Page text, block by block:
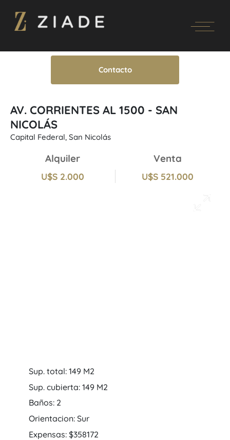
Contacto
AV. CORRIENTES AL 1500 - SAN
NICOLÁS
Capital Federal, San Nicolás
Alquiler Venta
U$S 2.000 U$S 521.000
Sup. total: 149 M2
Sup. cubierta: 149 M2
Baños: 2
Orientacion: Sur
Expensas: $358172